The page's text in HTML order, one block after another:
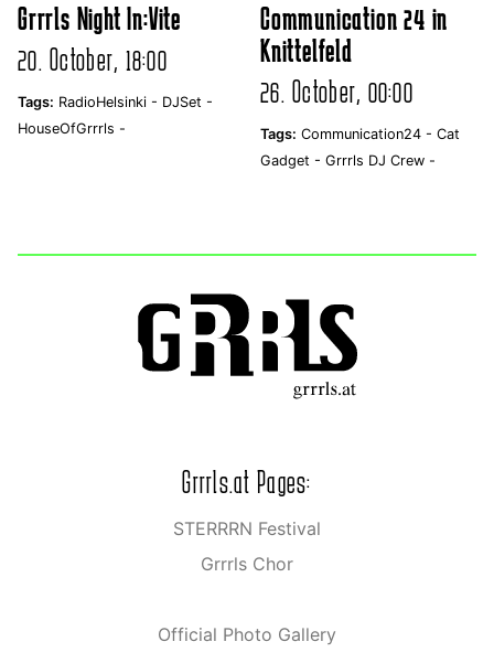
Grrrls Night In:Vite
20. October, 18:00
Tags: RadioHelsinki - DJSet -
HouseOfGrrrls -
Communication 24 in
Knittelfeld
26. October, 00:00
Tags: Communication24 - Cat
Gadget - Grrrls DJ Crew -
Grrrls.at Pages:
STERRRN Festival
Grrrls Chor
Official Photo Gallery